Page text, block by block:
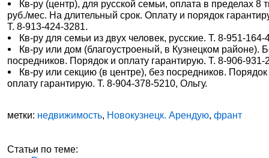
Кв-ру (центр), для русской семьи, оплата в пределах 8
руб./мес. На длительный срок. Оплату и порядок
Т. 8-913-424-3281.
Кв-ру для семьи из двух человек, русские. Т. 8-951-164-
Кв-ру или дом (благоустроеный, в Кузнецком районе).
посредников. Порядок и оплату гарантирую. Т. 8-906-931-
Кв-ру или секцию (в центре), без посредников.
оплату гарантирую. Т. 8-904-378-5210, Ольгу.
метки: недвижимость, Новокузнецк. Арендую,франт
Статьи по теме: